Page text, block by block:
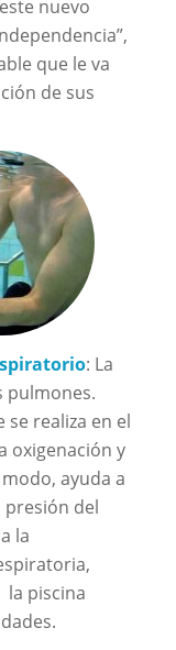
nuevo
que le va
de sus
: La
pulmones.
realiza en el
oxigenación y
ayuda a
presión del
la
la piscina